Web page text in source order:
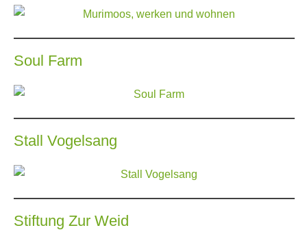
Soul Farm
Stall Vogelsang
Stiftung Zur Weid